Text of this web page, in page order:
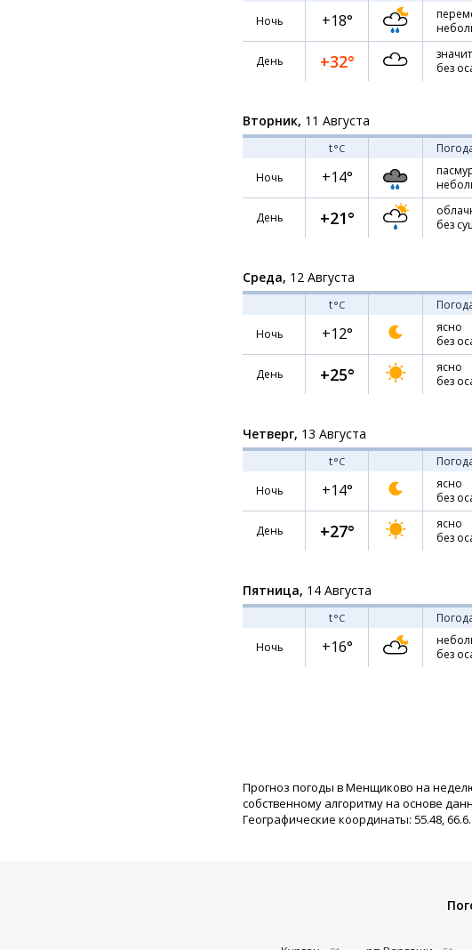
Ночь
+18°
День +32°
без
Вторник, 11 Августа
t°C
Ночь
+14°
День +21°
без
Среда, 12 Августа
t°C
Ночь
+12°
ясно
без
День +25°
ясно
без
Четверг, 13 Августа
t°C
Ночь
+14°
ясно
без
День +27°
ясно
без
Пятница, 14 Августа
t°C
Ночь
+16°
без
Прогноз погоды в Менщиково на
собственному алгоритму на основе
Географические координаты: 55.48,